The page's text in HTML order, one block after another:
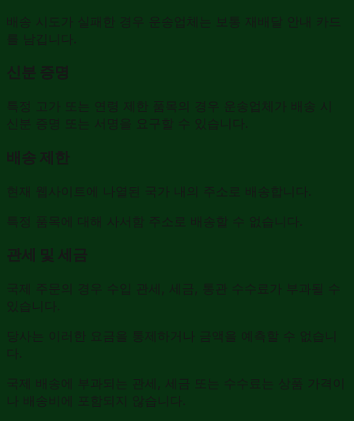
배송 시도가 실패한 경우 운송업체는 보통 재배달 안내 카드
를 남깁니다.
신분 증명
특정 고가 또는 연령 제한 품목의 경우 운송업체가 배송 시
신분 증명 또는 서명을 요구할 수 있습니다.
배송 제한
현재 웹사이트에 나열된 국가 내의 주소로 배송합니다.
특정 품목에 대해 사서함 주소로 배송할 수 없습니다.
관세 및 세금
국제 주문의 경우 수입 관세, 세금, 통관 수수료가 부과될 수
있습니다.
당사는 이러한 요금을 통제하거나 금액을 예측할 수 없습니
다.
국제 배송에 부과되는 관세, 세금 또는 수수료는 상품 가격이
나 배송비에 포함되지 않습니다.